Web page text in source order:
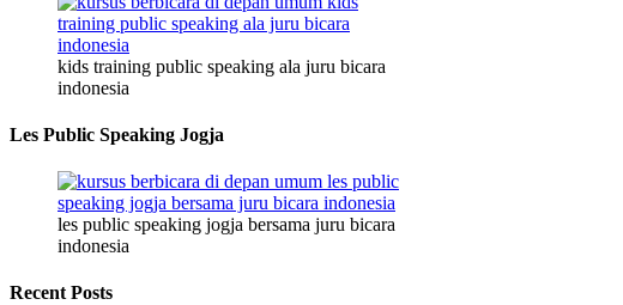
kids training public speaking ala juru bicara
indonesia
Les Public Speaking Jogja
les public speaking jogja bersama juru bicara
indonesia
Recent Posts